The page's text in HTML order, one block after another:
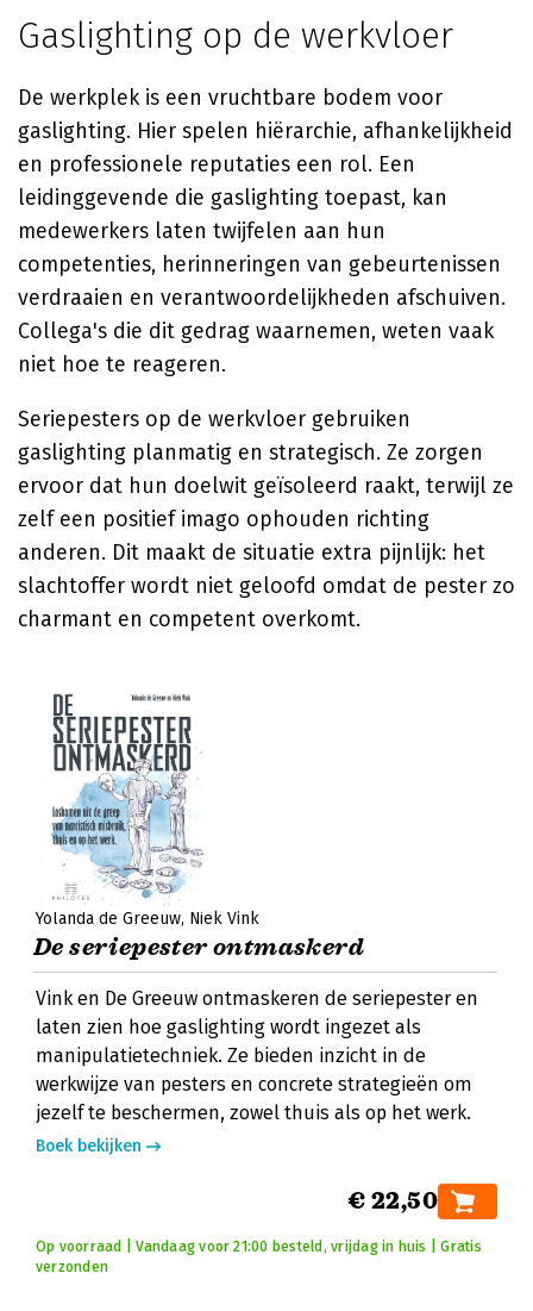
Gaslighting op de werkvloer
De werkplek is een vruchtbare bodem voor
gaslighting. Hier spelen hiërarchie, afhankelijkheid
en professionele reputaties een rol. Een
leidinggevende die gaslighting toepast, kan
medewerkers laten twijfelen aan hun
competenties, herinneringen van gebeurtenissen
verdraaien en verantwoordelijkheden afschuiven.
Collega's die dit gedrag waarnemen, weten vaak
niet hoe te reageren.
Seriepesters op de werkvloer gebruiken
gaslighting planmatig en strategisch. Ze zorgen
ervoor dat hun doelwit geïsoleerd raakt, terwijl ze
zelf een positief imago ophouden richting
anderen. Dit maakt de situatie extra pijnlijk: het
slachtoffer wordt niet geloofd omdat de pester zo
charmant en competent overkomt.
Yolanda de Greeuw Niek Vink
De seriepester ontmaskerd
Vink en De Greeuw ontmaskeren de seriepester en
laten zien hoe gaslighting wordt ingezet als
manipulatietechniek. Ze bieden inzicht in de
werkwijze van pesters en concrete strategieën om
jezelf te beschermen, zowel thuis als op het werk.
Boek bekijken
€ 22,50
Op voorraad | Vandaag voor 21:00 besteld, vrijdag in huis | Gratis
verzonden